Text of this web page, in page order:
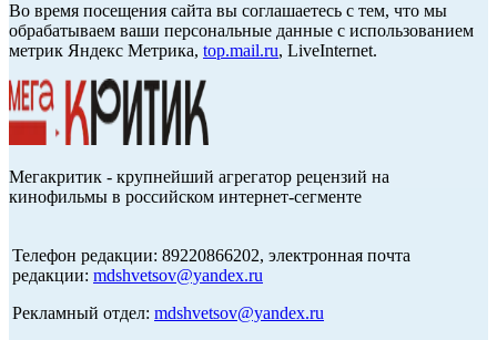
Во время посещения сайта вы соглашаетесь с тем, что мы
обрабатываем ваши персональные данные с использованием
метрик Яндекс Метрика, top.mail.ru, LiveInternet.
Мегакритик - крупнейший агрегатор рецензий на
кинофильмы в российском интернет-сегменте
Телефон редакции: 89220866202, электронная почта
редакции: mdshvetsov@yandex.ru
Рекламный отдел: mdshvetsov@yandex.ru